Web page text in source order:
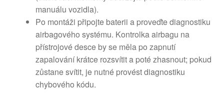
manuálu vozidla).
Po montáži připojte baterii a proveďte diagnostiku
airbagového systému. Kontrolka airbagu na
přístrojové desce by se měla po zapnutí
zapalování krátce rozsvítit a poté zhasnout; pokud
zůstane svítit, je nutné provést diagnostiku
chybového kódu.